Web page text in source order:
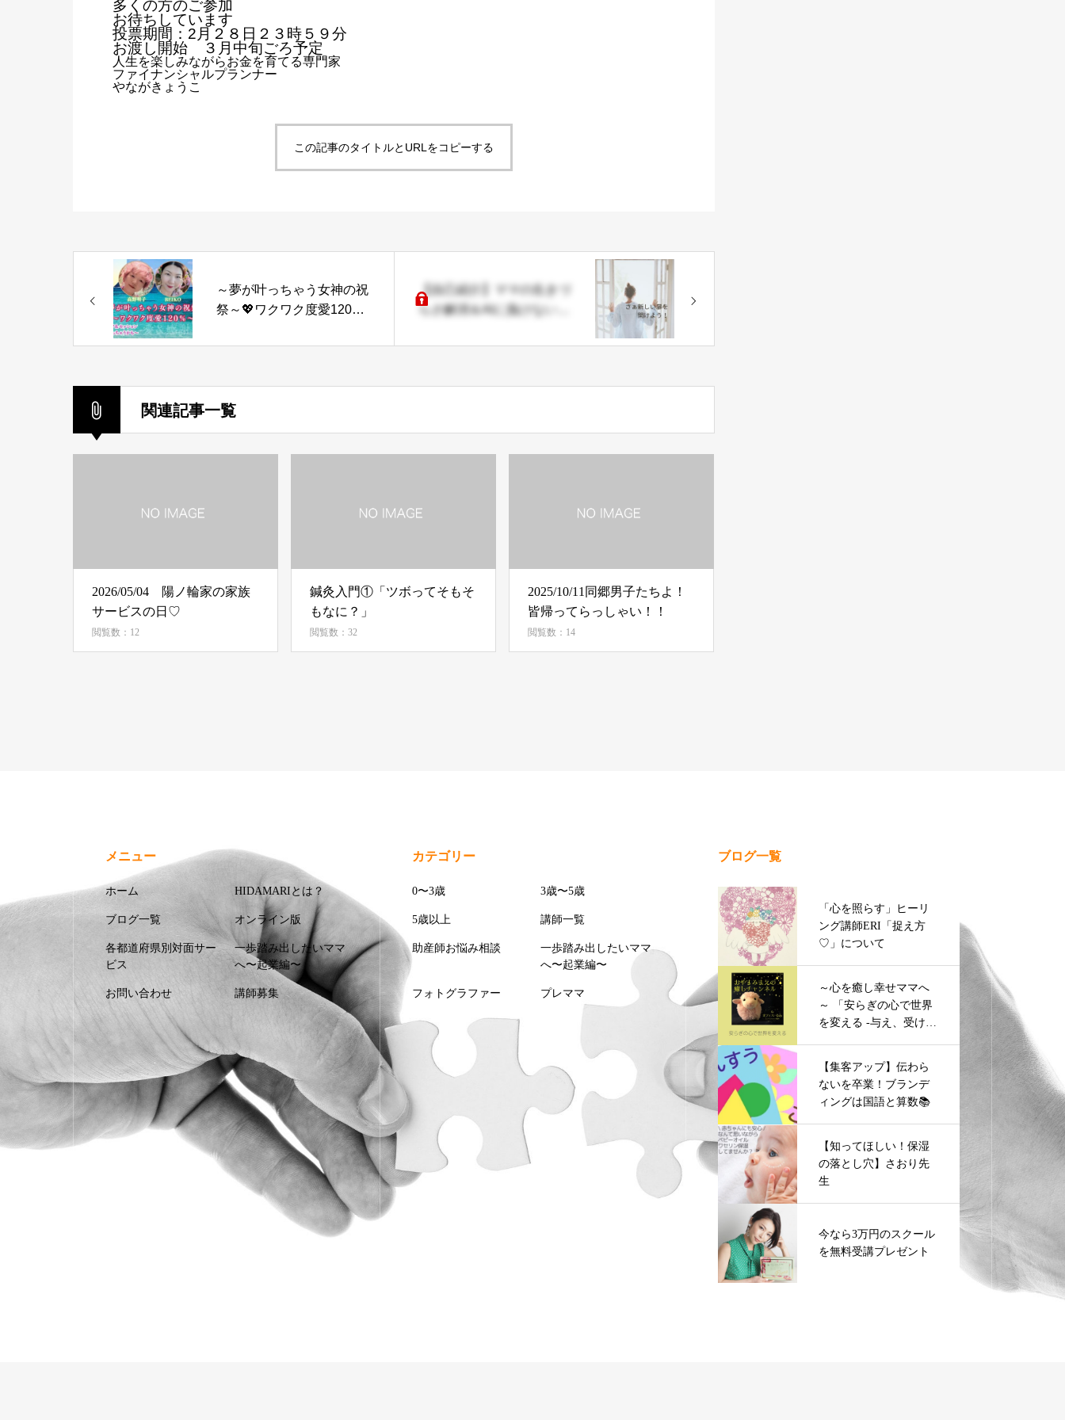
多くの方のご参加
お待ちしています
投票期間：2月２８日２３時５９分
お渡し開始 ３月中旬ごろ予定
人生を楽しみながらお金を育てる専門家
ファイナンシャルプランナー
やながきょうこ
この記事のタイトルとURLをコピーする
～夢が叶っちゃう女神の祝
祭～💖ワクワク度愛120％
【自己紹介】ママの生きづ
らさ解消＆AIに負けない子
関連記事一覧
2026/05/04 陽ノ輪家の家族
サービスの日♡
閲覧数：12
鍼灸入門①「ツボってそもそ
もなに？」
閲覧数：32
2025/10/11同郷男子たちよ！
皆帰ってらっしゃい！！
閲覧数：14
メニュー
ホーム HIDAMARIとは？
ブログ一覧 オンライン版
各都道府県別対面サー
ビス
一歩踏み出したいママ
へ〜起業編〜
お問い合わせ 講師募集
カテゴリー
0〜3歳 3歳〜5歳
5歳以上 講師一覧
助産師お悩み相談
一歩踏み出したいママ
へ〜起業編〜
フォトグラファー プレママ
ブログ一覧
「心を照らす」ヒーリ
ング講師ERI「捉え方
♡」について
～心を癒し幸せママへ
～ 「安らぎの心で世界
を変える -与え、受け取
【集客アップ】伝わら
ないを卒業！ブランデ
ィングは国語と算数📚
【知ってほしい！保湿
の落とし穴】さおり先
生
今なら3万円のスクール
を無料受講プレゼント